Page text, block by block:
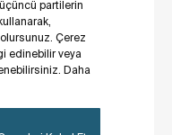
partilerin
Çerez
edinebilir veya
Daha